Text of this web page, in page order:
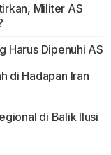
Militer AS
Harus Dipenuhi AS
di Hadapan Iran
di Balik Ilusi